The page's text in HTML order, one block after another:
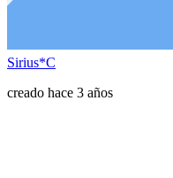
Sirius*C
creado hace 3 años